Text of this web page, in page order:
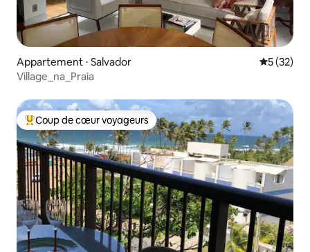
Appartement ⋅ Salvador
5 (32)
Village_na_Praia
Coups de cœur voyageurs les plus appréciés
Coup de cœur voyageurs